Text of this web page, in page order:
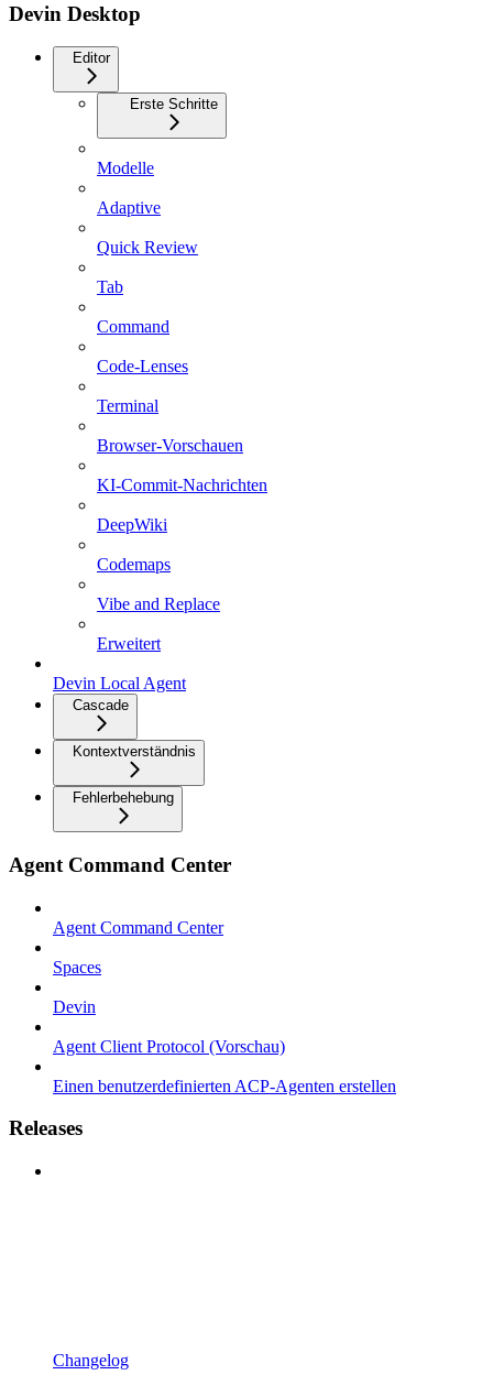
Devin Desktop
Editor
Erste Schritte
Modelle
Adaptive
Quick Review
Tab
Command
Code-Lenses
Terminal
Browser-Vorschauen
KI-Commit-Nachrichten
DeepWiki
Codemaps
Vibe and Replace
Erweitert
Devin Local Agent
Cascade
Kontextverständnis
Fehlerbehebung
Agent Command Center
Agent Command Center
Spaces
Devin
Agent Client Protocol (Vorschau)
Einen benutzerdefinierten ACP-Agenten erstellen
Releases
Changelog